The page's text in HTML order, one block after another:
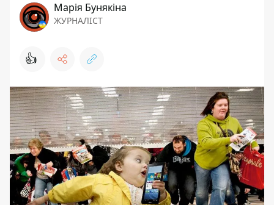
Марія Бунякіна
ЖУРНАЛІСТ
👍